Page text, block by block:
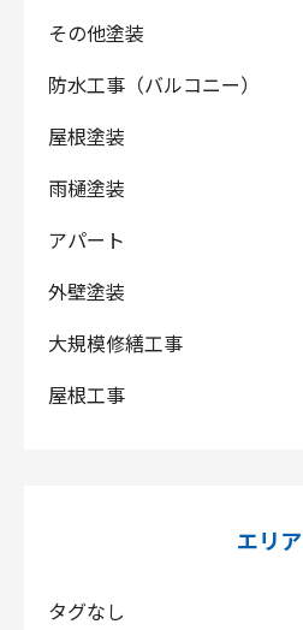
その他塗装
防水工事（バルコニー）
屋根塗装
雨樋塗装
アパート
外壁塗装
大規模修繕工事
屋根工事
エリア
タグなし